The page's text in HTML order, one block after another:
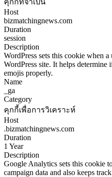
คุกกี้ที่จำเป็น
Host
bizmatchingnews.com
Duration
session
Description
WordPress sets this cookie when
WordPress site. It helps determine
emojis properly.
Name
_ga
Category
คุกกี้เพื่อการวิเคราะห์
Host
.bizmatchingnews.com
Duration
1 Year
Description
Google Analytics sets this cookie
campaign data and also keeps